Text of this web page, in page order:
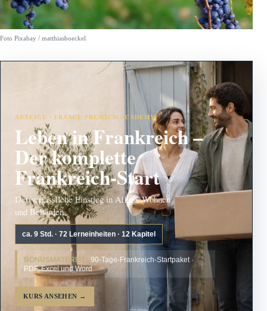
Foto Pixabay / matthiasboeckel
ANZEIGE · FRANCE PREMIUM ACADEMY
Leben in Frankreich –
Der komplette
Frankreich-Start
Der verlässliche Einstieg in Alltag, Wohnen
und Behörden.
ca. 9 Std. · 72 Lerneinheiten · 12 Kapitel
BONUSMATERIAL: 90-Tage-Frankreich-Startpaket ·
PDF, Excel und Word
KURS ANSEHEN →